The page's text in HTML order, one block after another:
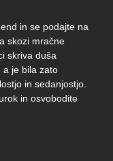
in se podajte na
skozi mračne
skriva duša
a je bila zato
in sedanjostjo.
in osvobodite